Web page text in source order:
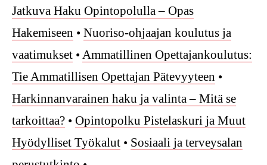
Jatkuva Haku Opintopolulla – Opas
Hakemiseen • Nuoriso-ohjaajan koulutus ja
vaatimukset •Ammatillinen Opettajankoulutus:
Tie Ammatillisen Opettajan Pätevyyteen •
Harkinnanvarainen haku ja valinta – Mitä se
tarkoittaa? • Opintopolku Pistelaskuri ja Muut
Hyödylliset Työkalut • Sosiaali ja terveysalan